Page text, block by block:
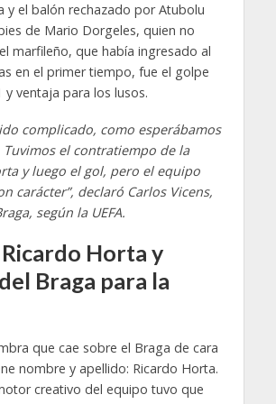
y el balón rechazado por Atubolu
de Mario Dorgeles, quien no
marfileño, que había ingresado al
en el primer tiempo, fue el golpe
y ventaja para los lusos.
complicado, como esperábamos
Tuvimos el contratiempo de la
y luego el gol, pero el equipo
carácter”, declaró Carlos Vicens,
según la UEFA.
Ricardo Horta y
Braga para la
que cae sobre el Braga de cara
nombre y apellido: Ricardo Horta.
creativo del equipo tuvo que